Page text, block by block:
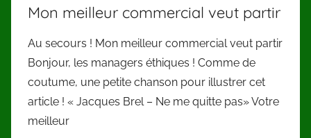
Mon meilleur commercial veut partir
Au secours ! Mon meilleur commercial veut partir
Bonjour, les managers éthiques ! Comme de
coutume, une petite chanson pour illustrer cet
article ! « Jacques Brel – Ne me quitte pas» Votre
meilleur